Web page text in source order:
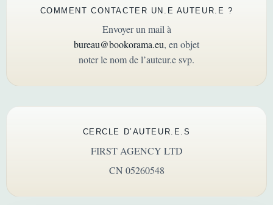
COMMENT CONTACTER UN.E AUTEUR.E ?
Envoyer un mail à
bureau@bookorama.eu, en objet
noter le nom de l’auteur.e svp.
CERCLE D’AUTEUR.E.S
FIRST AGENCY LTD
CN 05260548